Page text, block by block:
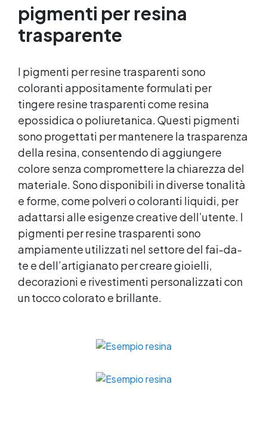
qualsiasi colore, con finitura lucida o
satinata. Coprente in una singola passata.
✅ Universale: Perfetta per pavimentazioni ,
parcheggi esterni, magazzini e , oltre a
preparato. ✅ Conformità e sicurezza:
Conforme al Regolamento Europeo EU no.
305/2011 - Regolamento Europeo EU no.
574/2014 - Marcatura CE secondo EN 1504-2
e relativa Dichiarazione di Prestazione (DoP)
✅ Facile da Usare, miscela i 2 componenti
(2 : 1) comodamente predosati
pigmenti per resina
trasparente
I pigmenti per resine trasparenti sono
coloranti appositamente formulati per
tingere resine trasparenti come resina
epossidica o poliuretanica. Questi pigmenti
sono progettati per mantenere la trasparenza
della resina, consentendo di aggiungere
colore senza compromettere la chiarezza del
materiale. Sono disponibili in diverse tonalità
e forme, come polveri o coloranti liquidi, per
adattarsi alle esigenze creative dell’utente. I
pigmenti per resine trasparenti sono
ampiamente utilizzati nel settore del fai-da-
te e dell’artigianato per creare gioielli,
decorazioni e rivestimenti personalizzati con
un tocco colorato e brillante.